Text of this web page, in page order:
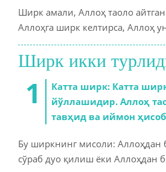
Ширк амали, Аллоҳ таоло
Аллоҳга ширк келтирса, Аллоҳ
Ширк икки
Катта ширк: Катта
йўллашидир. Аллоҳ
тавҳид ва иймон
Бу ширкнинг мисоли:
сўраб дуо қилиш ёки Аллоҳдан